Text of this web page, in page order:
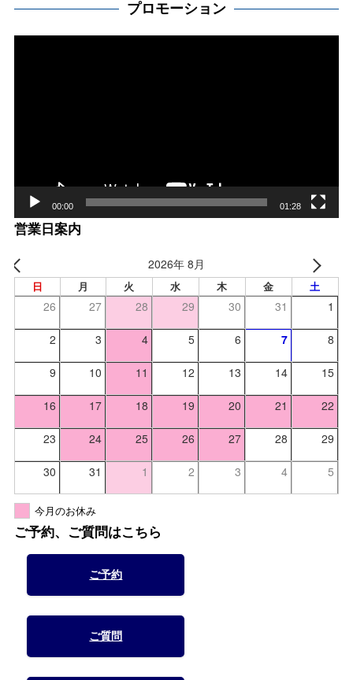
プロモーション
00:00 01:28
営業日案内
2026年 8月
日 月 火 水 木 金 土
26 27 28 29 30 31 1
2 3 4 5 6 7 8
9 10 11 12 13 14 15
16 17 18 19 20 21 22
23 24 25 26 27 28 29
30 31 1 2 3 4 5
今月のお休み
ご予約、ご質問はこちら
ご予約
ご質問